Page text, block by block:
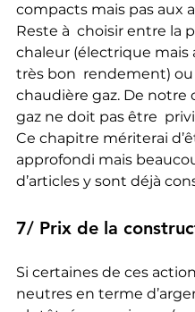
compacts mais pas aux
Reste à  choisir entre la
chaleur (électrique mais
très bon  rendement) ou
chaudière gaz. De notre
gaz ne doit pas être
Ce chapitre mériterai
approfondi mais
d’articles y sont déjà
7/ Prix de la
Si certaines de ces
neutres en terme